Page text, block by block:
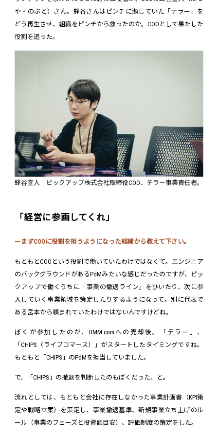
や・のぶと）さん。蜂谷さんはピンチに瀕していた「テラー」を
どう再生させ、組織をピンチから救ったのか。COOとして果たした
役割を追った。
蜂谷宣人｜ピックアップ株式会社取締役COO、テラー事業責任者。
「経営に参画してくれ」
ーまずCOOに役割を担うようになった経緯から教えて下さい。
もともとCOOという役割で働いていたわけではなくて。エンジニア
のバックグラウンドがあるPdMみたいな感じだったのですが、ピッ
クアップで働くうちに「事業の撤退ライン」をひいたり、次に参
入していく事業領域を策定したりするようになって。別に代表で
ある宮本から頼まれていたわけではないんですけどね。
ぼくが参加したのが、DMM.comへの売却後。「テラー」、
「CHIPS（ライブコマース）」がスタートしたタイミングですね。
もともと「CHIPS」のPdMを担当していました。
で、「CHIPS」の撤退を判断したのもぼくだった、と。
流れとしては、もともと会社に存在しなかった事業計画書（KPI策
定や戦略立案）を策定し、事業撤退基準、新規事業立ち上げのル
ール（事業のフェーズと投資額目安）、評価制度の策定をした。